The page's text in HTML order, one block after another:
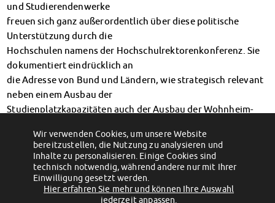
Nutzungsbedingungen
AnsprechpartnerInnen
Über uns
Infopoints & Beratungscenter
Beratungstermine im Überblick
Unsere Organisation
Verwaltungsrat
Lageplan
Dokumente
Stellenangebote
AnsprechpartnerInnen
und Studierendenwerke
freuen sich ganz außerordentlich über diese politische
Unterstützung durch die
Hochschulen namens der Hochschulrektorenkonferenz. Sie
dokumentiert eindrücklich an
die Adresse von Bund und Ländern, wie strategisch relevant
neben einem Ausbau der
Studienplatzkapazitäten auch der Ausbau der Wohnheim-
Rede des Bundespräsidenten an die
Studierenden am Mo., 12. April 2021
Mensa UniCampus öffnet wieder! Ab Mi.,
26. Mai 2021: Neue To-Go-Gerichte aus
der Frischewerkstatt
(c) 2012 - 2026 by Studentenwerk Magdeburg - Anstalt des öffentlichen
Wir verwenden Cookies, um unsere Website
bereitzustellen, die Nutzung zu analysieren und
Inhalte zu personalisieren. Einige Cookies sind
technisch notwendig, während andere nur mit Ihrer
Einwilligung gesetzt werden.
Hier erfahren Sie mehr und können Ihre Auswahl
jederzeit anpassen.